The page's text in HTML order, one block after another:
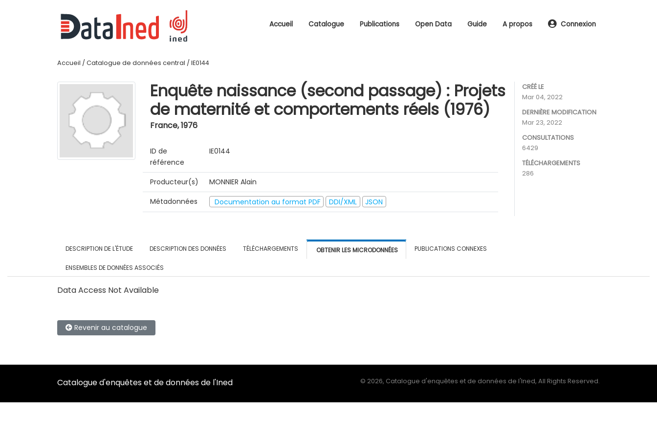
Accueil Catalogue Publications Open Data Guide A propos Connexion
Accueil / Catalogue de données central / IE0144
Enquête naissance (second passage) : Projets
de maternité et comportements réels (1976)
France,1976
ID de
référence
IE0144
Producteur(s)
MONNIER Alain
Métadonnées
Documentation au format PDF DDI/XML JSON
CRÉÉ LE
Mar 04, 2022
DERNIÈRE MODIFICATION
Mar 23, 2022
CONSULTATIONS
6429
TÉLÉCHARGEMENTS
286
DESCRIPTION DE L'ÉTUDE DESCRIPTION DES DONNÉES TÉLÉCHARGEMENTS OBTENIR LES MICRODONNÉES PUBLICATIONS CONNEXES
ENSEMBLES DE DONNÉES ASSOCIÉS
Data Access Not Available
Revenir au catalogue
Catalogue d'enquêtes et de données de l'Ined © 2026, Catalogue d'enquêtes et de données de l'Ined, All Rights Reserved.